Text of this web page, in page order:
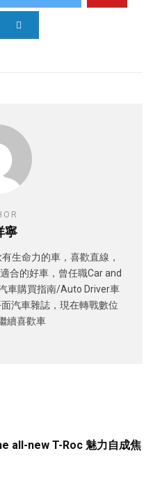
寧
生命力的車，喜歡直線，
合的好車，曾任職Car and
車購買指南/Auto Driver車
汽車雜誌，現在轉戰數位
續喜歡車
all-new T-Roc 魅力自成焦